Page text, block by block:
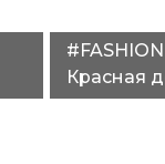
Красная
«Петровы